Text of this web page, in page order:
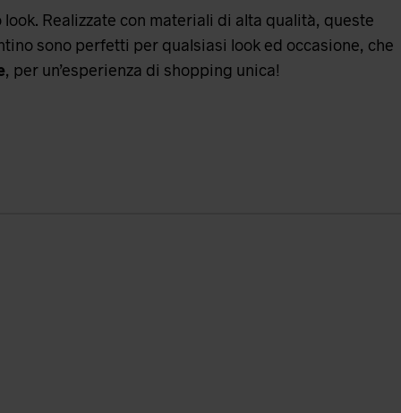
Realizzate con materiali di alta qualità, queste
sono perfetti per qualsiasi look ed occasione, che
, per un’esperienza di shopping unica!